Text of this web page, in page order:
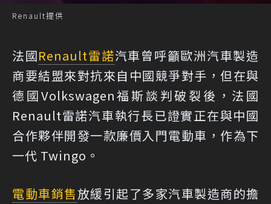
Renault提供
法國Renault雷諾汽車曾呼籲歐洲汽車製造
商要結盟來對抗來自中國競爭對手，但在與
德國Volkswagen福斯談判破裂後，法國
Renault雷諾汽車執行長已證實正在與中國
合作夥伴開發一款廉價入門電動車，作為下
一代 Twingo。
電動車銷售放緩引起了多家汽車製造商的擔